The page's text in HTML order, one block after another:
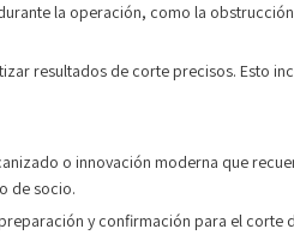
la operación, como la
resultados de corte precisos. Esto
o innovación moderna que
de socio.
y confirmación para el corte